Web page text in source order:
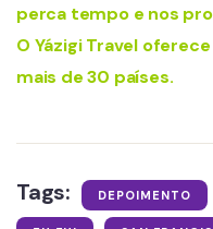
perca tempo e nos
O Yázigi Travel
mais de 30 países.
Tags: DEPOIMENTO